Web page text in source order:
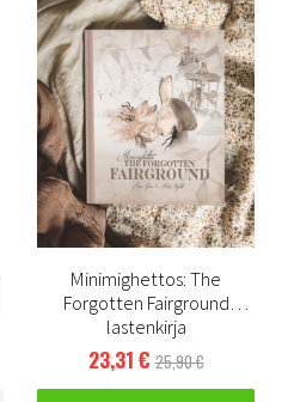
Minimighettos: The
Forgotten Fairground
lastenkirja
23,31 € 25,90 €